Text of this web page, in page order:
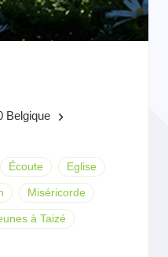
Belgique keyboard_arrow_right
Écoute Eglise
Miséricorde
à Taizé